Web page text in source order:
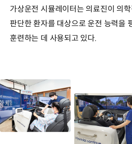
가상운전 시뮬레이터는 의료진이 의
판단한 환자를 대상으로 운전 능력을
훈련하는 데 사용되고 있다.